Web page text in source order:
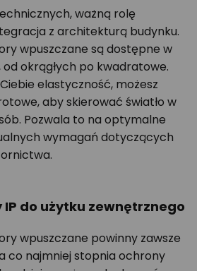
ważną rolę
z architekturą budynku.
wpuszczane są dostępne w
okrągłych po kwadratowe.
elastyczność, możesz
aby skierować światło w
Pozwala to na optymalne
wymagań dotyczących
do użytku zewnętrznego
wpuszczane powinny zawsze
co najmniej stopnia ochrony